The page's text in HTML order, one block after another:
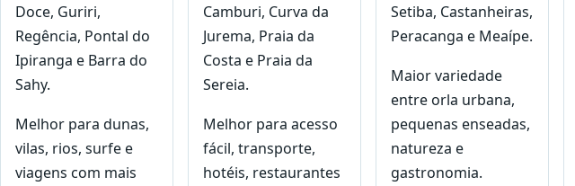
Doce, Guriri,
Regência, Pontal do
Ipiranga e Barra do
Sahy.
Melhor para dunas,
vilas, rios, surfe e
viagens com mais
Camburi, Curva da
Jurema, Praia da
Costa e Praia da
Sereia.
Melhor para acesso
fácil, transporte,
hotéis, restaurantes
Setiba, Castanheiras,
Peracanga e Meaípe.
Maior variedade
entre orla urbana,
pequenas enseadas,
natureza e
gastronomia.